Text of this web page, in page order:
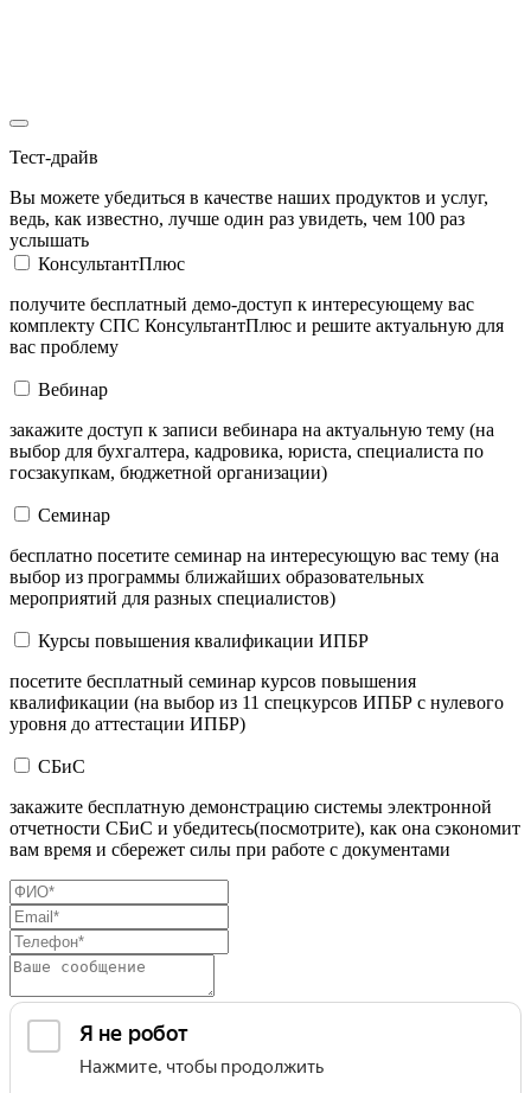
Тест-драйв
Вы можете убедиться в качестве наших продуктов и услуг,
ведь, как известно, лучше один раз увидеть, чем 100 раз
услышать
КонсультантПлюс
получите бесплатный демо-доступ к интересующему вас
комплекту СПС КонсультантПлюс и решите актуальную для
вас проблему
Вебинар
закажите доступ к записи вебинара на актуальную тему (на
выбор для бухгалтера, кадровика, юриста, специалиста по
госзакупкам, бюджетной организации)
Семинар
бесплатно посетите семинар на интересующую вас тему (на
выбор из программы ближайших образовательных
мероприятий для разных специалистов)
Курсы повышения квалификации ИПБР
посетите бесплатный семинар курсов повышения
квалификации (на выбор из 11 спецкурсов ИПБР с нулевого
уровня до аттестации ИПБР)
СБиС
закажите бесплатную демонстрацию системы электронной
отчетности СБиС и убедитесь(посмотрите), как она сэкономит
вам время и сбережет силы при работе с документами